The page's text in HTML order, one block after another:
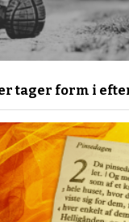
tager form i